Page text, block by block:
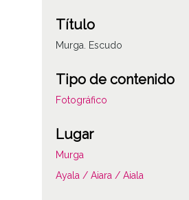
Título
Murga. Escudo
Tipo de contenido
Fotográfico
Lugar
Murga
Ayala / Aiara / Aiala